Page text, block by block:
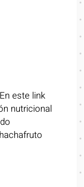
este link
nutricional